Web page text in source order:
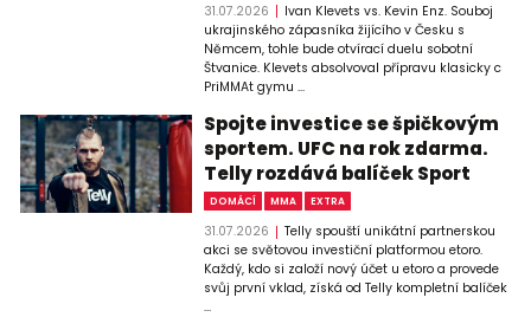
31.07.2026
Ivan Klevets vs. Kevin Enz. Souboj
ukrajinského zápasníka žijícího v Česku s
Němcem, tohle bude otvírací duelu sobotní
Štvanice. Klevets absolvoval přípravu klasicky c
PriMMAt gymu ...
Spojte investice se špičkovým
sportem. UFC na rok zdarma.
Telly rozdává balíček Sport
DOMÁCÍ MMA EXTRA
31.07.2026
Telly spouští unikátní partnerskou
akci se světovou investiční platformou etoro.
Každý, kdo si založí nový účet u etoro a provede
svůj první vklad, získá od Telly kompletní balíček
...